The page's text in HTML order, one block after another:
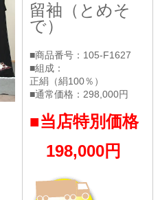
留袖（とめそ
で）
■商品番号：105-F1627
■組成：
正絹（絹100％）
■通常価格：298,000円
■当店特別価格
198,000円